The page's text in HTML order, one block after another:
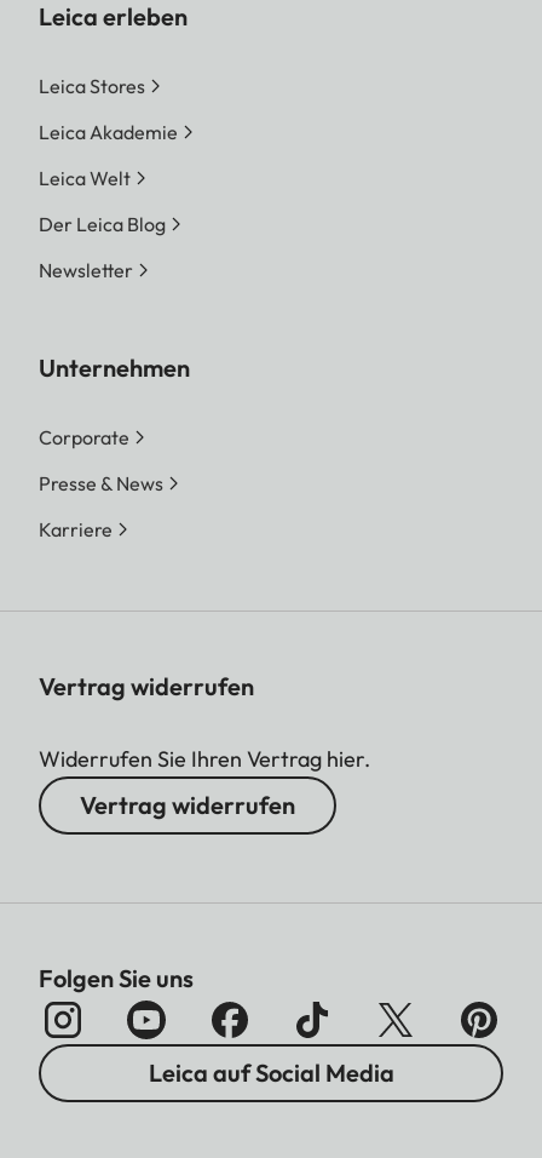
Leica erleben
Leica Stores
Leica Akademie
Leica Welt
Der Leica Blog
Newsletter
Unternehmen
Corporate
Presse & News
Karriere
Vertrag widerrufen
Widerrufen Sie Ihren Vertrag hier.
Vertrag widerrufen
Folgen Sie uns
Leica auf Social Media